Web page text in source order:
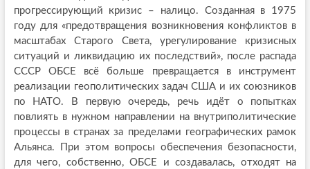
прогрессирующий кризис – налицо. Созданная в 1975
году для «предотвращения возникновения конфликтов в
масштабах Старого Света, урегулирование кризисных
ситуаций и ликвидацию их последствий», после распада
СССР ОБСЕ всё больше превращается в инструмент
реализации геополитических задач США и их союзников
по НАТО. В первую очередь, речь идёт о попытках
повлиять в нужном направлении на внутриполитические
процессы в странах за пределами географических рамок
Альянса. При этом вопросы обеспечения безопасности,
для чего, собственно, ОБСЕ и создавалась, отходят на